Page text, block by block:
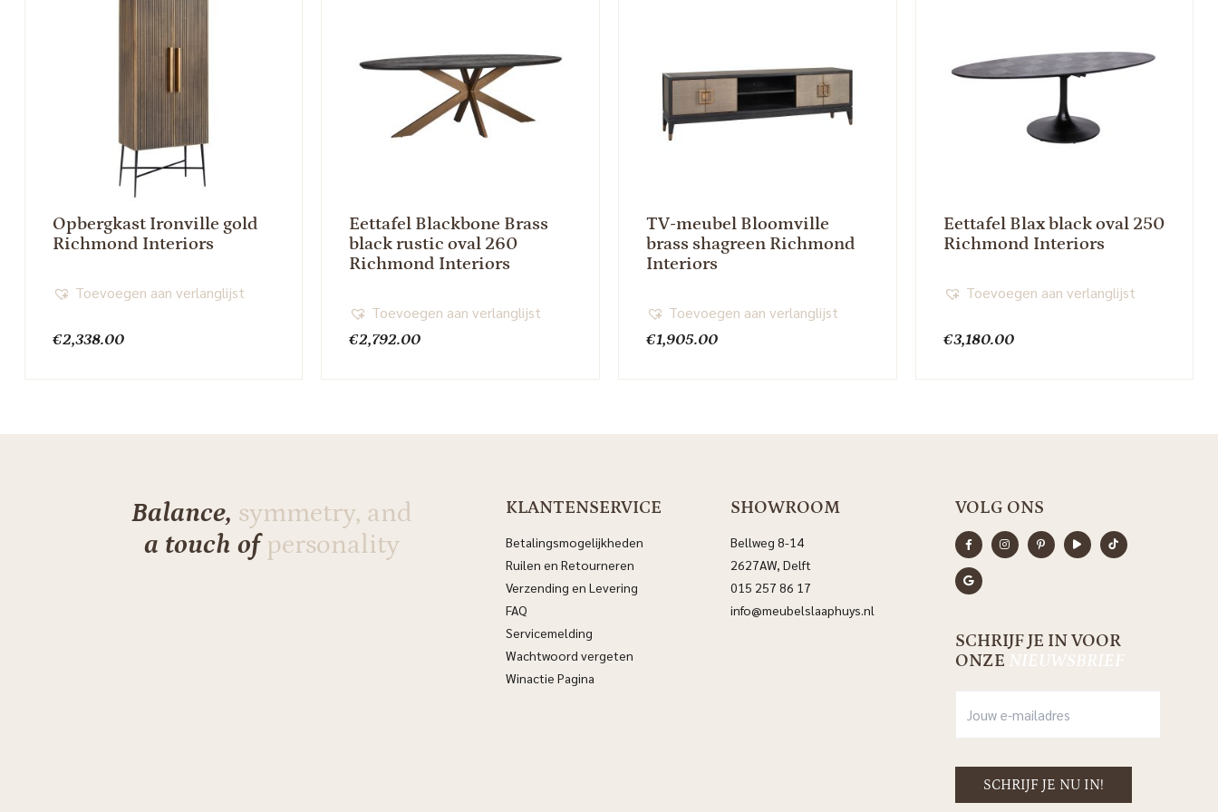
Opbergkast Ironville gold
Richmond Interiors
€2,338.00
Toevoegen aan verlanglijst
Eettafel Blackbone Brass
black rustic oval 260
Richmond Interiors
€2,792.00
Toevoegen aan verlanglijst
TV-meubel Bloomville
brass shagreen Richmond
Interiors
€1,905.00
Toevoegen aan verlanglijst
Eettafel Blax black oval 250
Richmond Interiors
€3,180.00
Toevoegen aan verlanglijst
Balance, symmetry, and
a touch ofpersonality
KLANTENSERVICE
Betalingsmogelijkheden
Ruilen en Retourneren
Verzending en Levering
FAQ
Servicemelding
Wachtwoord vergeten
Winactie Pagina
SHOWROOM
Bellweg 8-14
2627AW, Delft
015 257 86 17
info@meubelslaaphuys.nl
VOLG ONS
SCHRIJF JE IN VOOR
ONZE NIEUWSBRIEF